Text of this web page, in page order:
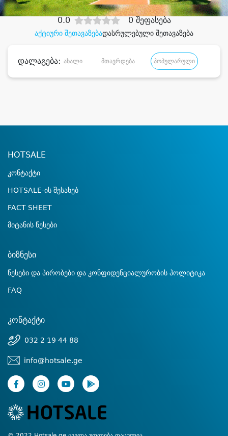
აქტიური შეთავაზებადასრულებული შეთავაზება
0.0 0 შეფასება
დალაგება: ახალი მთავრდება პოპულარული
HOTSALE
კონტაქტი
HOTSALE-ის შესახებ
FACT SHEET
მიტანის წესები
ბიზნესი
წესები და პირობები და კონფიდენციალურობის პოლიტიკა
FAQ
კონტაქტი
032 2 19 44 88
info@hotsale.ge